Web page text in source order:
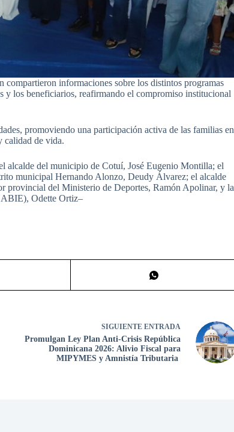
informaciones sobre los distintos programas
y los beneficiarios, reafirmando el compromiso institucional
promoviendo una participación activa de las familias en
calidad de vida.
alcalde del municipio de Cotuí, José Eugenio Montilla; el
municipal Hernando Alonzo, Deudy Álvarez; el alcalde
provincial del Ministerio de Deportes, Ramón Apolinar, y la
Odette Ortiz–
SIGUIENTE ENTRADA
Promulgan Ley Plan Anti-Crisis República
Dominicana 2026: Alivio Fiscal para
MIPYMES y Amnistía Tributaria